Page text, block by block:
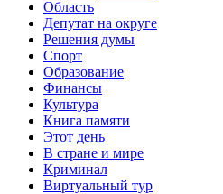
Область
Депутат на округе
Решения думы
Спорт
Образование
Финансы
Культура
Книга памяти
Этот день
В стране и мире
Криминал
Виртуальный тур